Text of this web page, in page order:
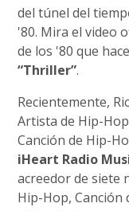
del túnel del
'80. Mira el video
de los '80 que
“Thriller”.
Recientemente,
Artista de Hip-
Canción de Hip-
iHeart Radio
acreedor de siete
Hip-Hop, Canción